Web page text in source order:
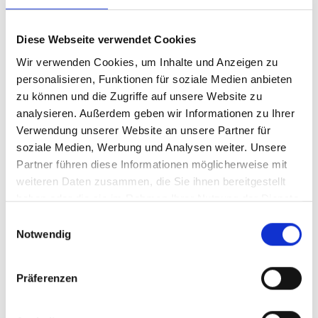
Diese Webseite verwendet Cookies
Wir verwenden Cookies, um Inhalte und Anzeigen zu
personalisieren, Funktionen für soziale Medien anbieten
zu können und die Zugriffe auf unsere Website zu
analysieren. Außerdem geben wir Informationen zu Ihrer
Verwendung unserer Website an unsere Partner für
soziale Medien, Werbung und Analysen weiter. Unsere
Partner führen diese Informationen möglicherweise mit
weiteren Daten zusammen, die Sie ihnen bereitgestellt
haben oder die sie im Rahmen Ihrer Nutzung der Dienste
Notwendig
Präferenzen
strategischen Prioritäten.
In den Marketplace- und Mission-Lab-Sitzungen
entwickelten die Teilnehmenden gemeinsam
praxisnahe Konzepte und konkrete Ideen für
gemeinsame Maßnahmen zur Mobilisierung von
Finanzmitteln – im Einklang mit internationalen
Rahmenwerken wie dem New Collective Quantified
Goal (NCQG), dem Kunming-Montreal Global
Leaders’ Declaration on Forests and Land Use.
Eine offene und lebendige Fishbowl-Diskussion
Projektteams sowie Vertreterinnen und Vertretern